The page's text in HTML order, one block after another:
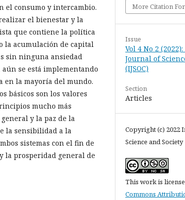
el consumo y intercambio.
el bienestar y la
que contiene la política
la acumulación de capital
sin ninguna ansiedad
se está implementando
en la mayoría del mundo.
básicos son los valores
mucho más
y la paz de la
la sensibilidad a la
sistemas con el fin de
la prosperidad general de
More Citation
Issue
Vol 4 No 2
Journal of
(IJSOC)
Section
Articles
Copyright (c) 2022
Science and Society
This work is
Commons